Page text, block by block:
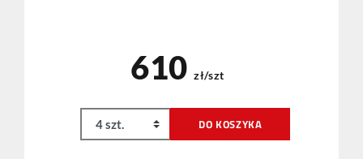
610 zł/szt
DO KOSZYKA